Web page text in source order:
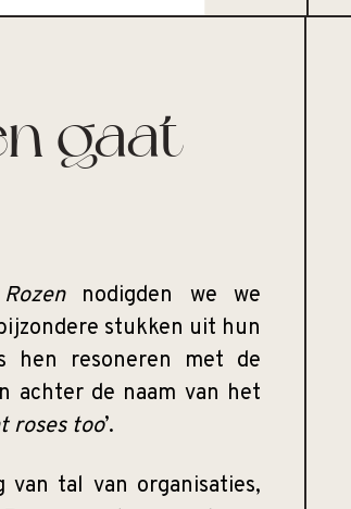
gaat
nodigden we we
stukken uit hun
hen resoneren met de
achter de naam van het
roses too’.
van tal van organisaties,